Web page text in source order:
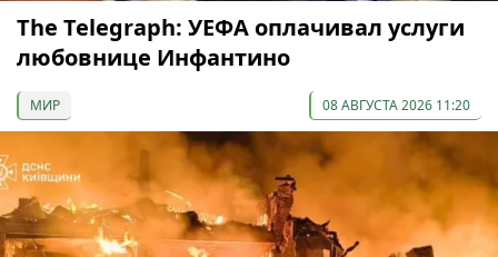
The Telegraph: УЕФА оплачивал услуги
любовнице Инфантино
МИР 08 АВГУСТА 2026 11:20